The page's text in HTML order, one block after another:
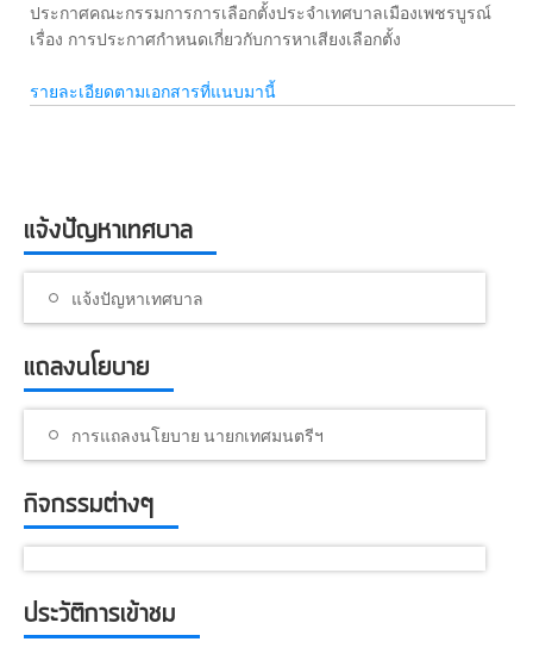
ประกาศคณะกรรมการการเลือกตั้งประจำเทศบาลเมืองเพชรบูรณ์
เรื่อง การประกาศกำหนดเกี่ยวกับการหาเสียงเลือกตั้ง
รายละเอียดตามเอกสารที่แนบมานี้
แจ้งปัญหาเทศบาล
แจ้งปัญหาเทศบาล
แถลงนโยบาย
การแถลงนโยบาย นายกเทศมนตรีฯ
กิจกรรมต่างๆ
ประวัติการเข้าชม